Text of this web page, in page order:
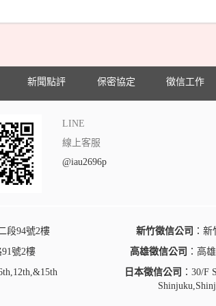
新聞點評 保密協定 徵信工作
LINE
線上客服
@iau2696p
段94號2樓 新竹徵信公司 ：
號2樓 高雄徵信公司 ：高
日本徵信公司 ：30/F